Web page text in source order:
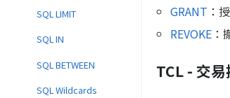
GRANT ：
REVOKE ：
TCL - 交
SQL LIMIT
SQL IN
SQL BETWEEN
SQL Wildcards